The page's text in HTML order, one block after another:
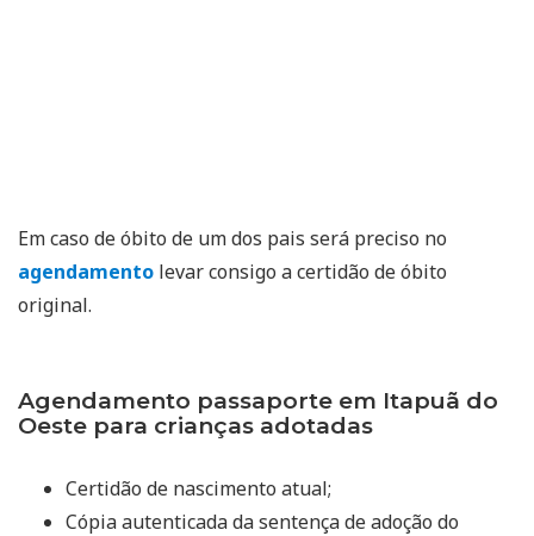
Em caso de óbito de um dos pais será preciso no
agendamento levar consigo a certidão de óbito
original.
Agendamento passaporte em Itapuã do
Oeste para crianças adotadas
Certidão de nascimento atual;
Cópia autenticada da sentença de adoção do